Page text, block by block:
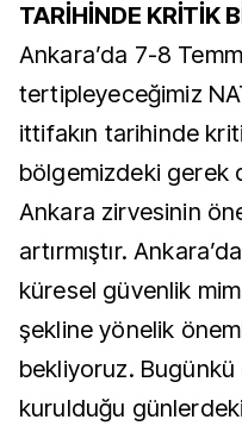
TARİHİNDE KRİTİK
Ankara’da 7-8
tertipleyeceğimiz
ittifakın tarihinde
bölgemizdeki gerek
Ankara zirvesinin
artırmıştır.
küresel güvenlik
şekline yönelik
bekliyoruz. Bugünkü
kurulduğu